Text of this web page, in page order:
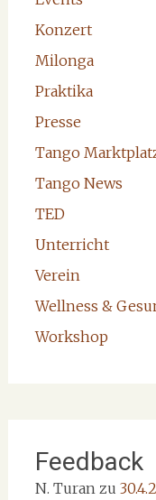
Konzert
Milonga
Praktika
Presse
Tango
Tango News
TED
Unterricht
Verein
Wellness &
Workshop
Feedback
N. Turanzu